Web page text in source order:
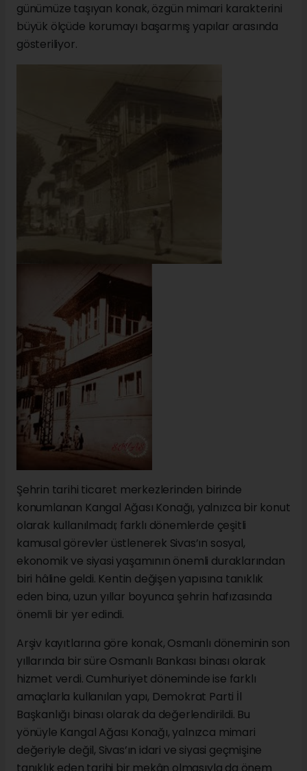
günümüze taşıyan konak, özgün mimari karakterini
büyük ölçüde korumayı başarmış yapılar arasında
gösteriliyor.
Şehrin tarihi ticaret merkezlerinden birinde
konumlanan Kangal Ağası Konağı, yalnızca bir konut
olarak kullanılmadı; farklı dönemlerde çeşitli
kamusal görevler üstlenerek Sivas’ın sosyal,
ekonomik ve siyasi yaşamının önemli duraklarından
biri hâline geldi. Kentin değişen yapısına tanıklık
eden bina, uzun yıllar boyunca şehrin hafızasında
önemli bir yer edindi.
Arşiv kayıtlarına göre konak, Osmanlı döneminin son
yıllarında bir süre Osmanlı Bankası binası olarak
hizmet verdi. Cumhuriyet döneminde ise farklı
amaçlarla kullanılan yapı, Demokrat Parti İl
Başkanlığı binası olarak da değerlendirildi. Bu
yönüyle Kangal Ağası Konağı, yalnızca mimari
değeriyle değil, Sivas’ın idari ve siyasi geçmişine
tanıklık eden tarihi bir mekân olmasıyla da önem